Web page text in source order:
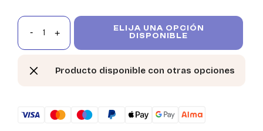
ELIJA UNA OPCIÓN
DISPONIBLE
Producto disponible con otras opciones